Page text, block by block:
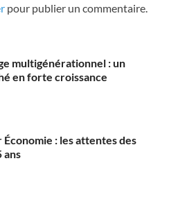
pour publier un commentaire.
multigénérationnel : un
en forte croissance
Économie : les attentes des
ans